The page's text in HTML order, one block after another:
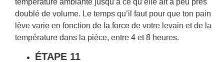
température ambiante jusqu’à ce qu’elle ait à peu près
doublé de volume. Le temps qu’il faut pour que ton pain
lève varie en fonction de la force de votre levain et de la
température dans la pièce, entre 4 et 8 heures.
ÉTAPE 11